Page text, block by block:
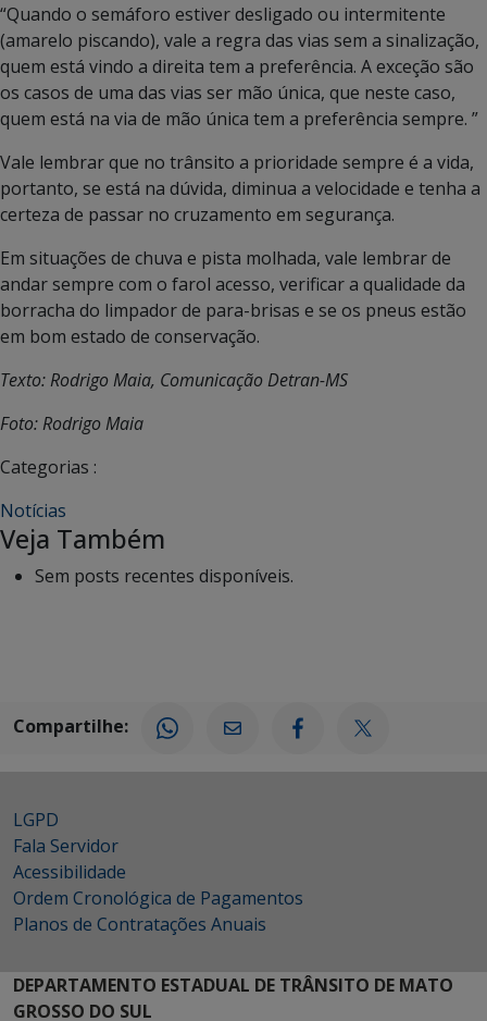
“Quando o semáforo estiver desligado ou intermitente
(amarelo piscando), vale a regra das vias sem a sinalização,
quem está vindo a direita tem a preferência. A exceção são
os casos de uma das vias ser mão única, que neste caso,
quem está na via de mão única tem a preferência sempre. ”
Vale lembrar que no trânsito a prioridade sempre é a vida,
portanto, se está na dúvida, diminua a velocidade e tenha a
certeza de passar no cruzamento em segurança.
Em situações de chuva e pista molhada, vale lembrar de
andar sempre com o farol acesso, verificar a qualidade da
borracha do limpador de para-brisas e se os pneus estão
em bom estado de conservação.
Texto: Rodrigo Maia, Comunicação Detran-MS
Foto: Rodrigo Maia
Categorias :
Notícias
Veja Também
Sem posts recentes disponíveis.
Compartilhe:
LGPD
Fala Servidor
Acessibilidade
Ordem Cronológica de Pagamentos
Planos de Contratações Anuais
DEPARTAMENTO ESTADUAL DE TRÂNSITO DE MATO
GROSSO DO SUL